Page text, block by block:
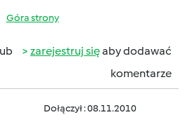
Góra strony
zarejestruj sięaby dodawać
komentarze
Dołączył : 08.11.2010